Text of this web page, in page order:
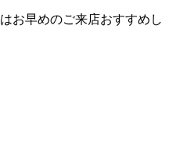
お早めのご来店おすすめし